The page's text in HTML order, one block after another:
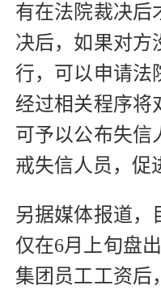
有在法院裁决后
决后，如果对方
行，可以申请法
经过相关程序将
可予以公布失信
戒失信人员，促
另据媒体报道，
仅在6月上旬盘
集团员工工资后